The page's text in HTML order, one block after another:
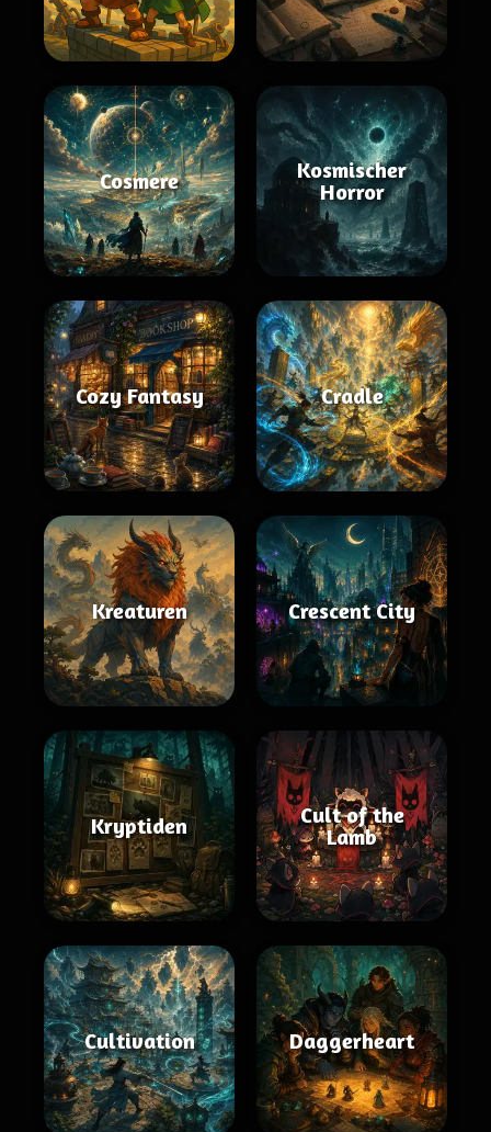
Cosmere
Kosmischer
Horror
Cozy Fantasy Cradle
Kreaturen Crescent City
Kryptiden
Cult of the
Lamb
Cultivation Daggerheart